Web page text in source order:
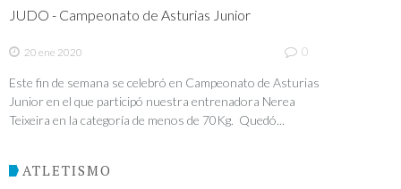
JUDO - Campeonato de Asturias Junior
20 ene 2020 0
Este fin de semana se celebró en Campeonato de Asturias
Junior en el que participó nuestra entrenadora Nerea
Teixeira en la categoría de menos de 70Kg. Quedó...
ATLETISMO